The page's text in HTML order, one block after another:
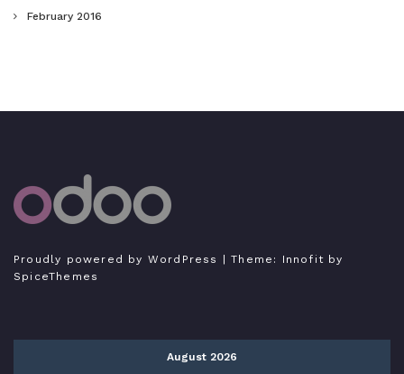
February 2016
Proudly powered by WordPress | Theme: Innofit by
SpiceThemes
August 2026